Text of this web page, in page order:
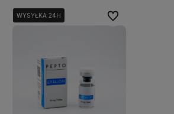
WYSYŁKA 24H
WYSYŁKA 24H Do ulubionych